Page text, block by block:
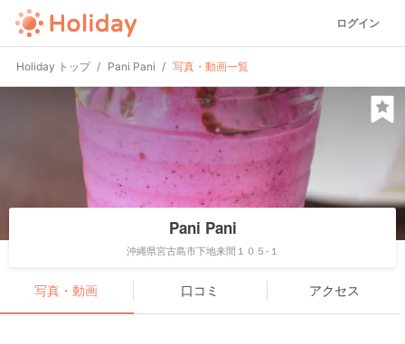
ログイン
Holiday トップ Pani Pani 写真・動画一覧
Pani Pani
沖縄県宮古島市下地来間１０５-１
写真・動画 口コミ アクセス